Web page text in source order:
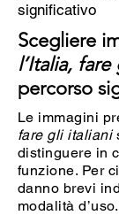
significativo
Scegliere
l’Italia,
percorso
Le immagini
fare gli italiani
distinguere in
funzione. Per
danno brevi
modalità d’uso.